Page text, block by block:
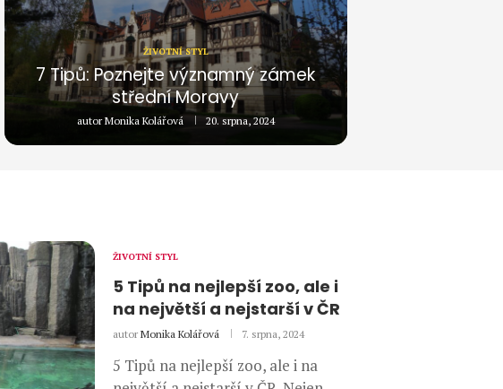
ŽIVOTNÍ STYL
7 Tipů: Poznejte významný zámek
střední Moravy
autorMonika Kolářová 20. srpna, 2024
ŽIVOTNÍ STYL
5 Tipů na nejlepší zoo, ale i
na největší a nejstarší v ČR
autor Monika Kolářová 7. srpna, 2024
5 Tipů na nejlepší zoo, ale i na